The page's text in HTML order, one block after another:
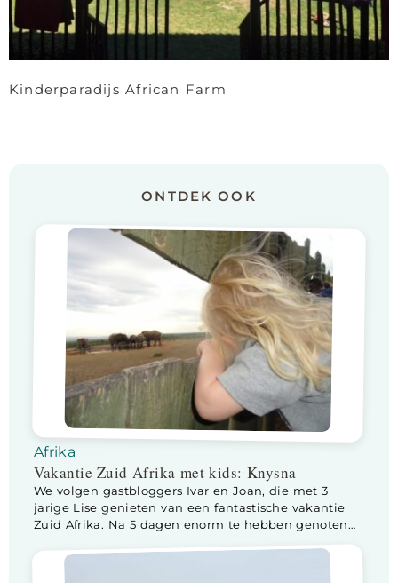
Kinderparadijs African Farm
ONTDEK OOK
Afrika
Vakantie Zuid Afrika met kids: Knysna
We volgen gastbloggers Ivar en Joan, die met 3
jarige Lise genieten van een fantastische vakantie
Zuid Afrika. Na 5 dagen enorm te hebben genoten
gereden. Wij hebben voor een stop in Swellendam